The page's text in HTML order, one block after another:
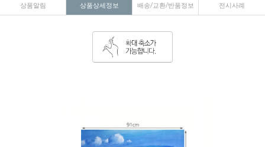
상품알림 상품상세정보 배송/교환/반품정보 전시사례